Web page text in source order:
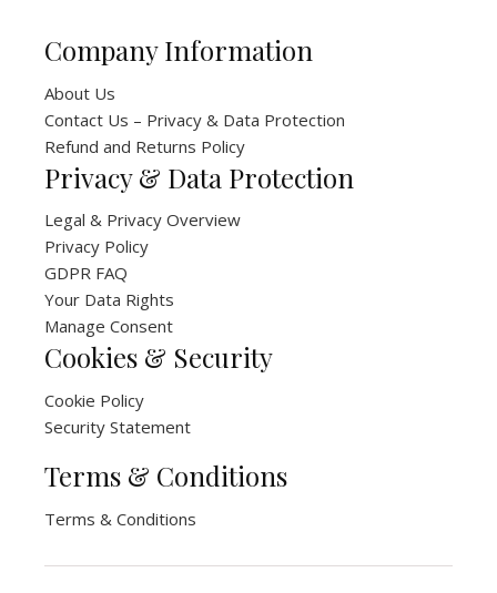
Company Information
About Us
Contact Us – Privacy & Data Protection
Refund and Returns Policy
Privacy & Data Protection
Legal & Privacy Overview
Privacy Policy
GDPR FAQ
Your Data Rights
Manage Consent
Cookies & Security
Cookie Policy
Security Statement
Terms & Conditions
Terms & Conditions